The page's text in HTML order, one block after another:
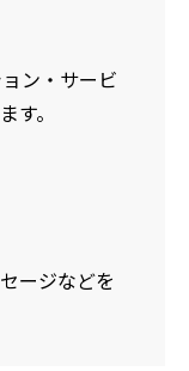
ン・サービ
す。
ージなどを